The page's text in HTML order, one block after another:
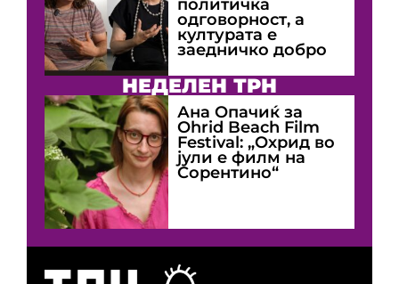
одговорност, а
културата е
заедничко добро
НЕДЕЛЕН ТРН
Ана Опачиќ за
Оhrid Beach Film
Festival: „Охрид во
јули е филм на
Сорентино“